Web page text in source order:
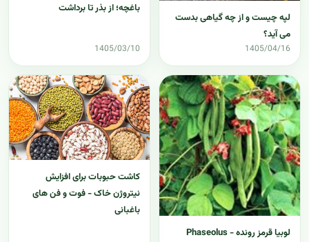
لپه چیست و از چه گیاهی بدست
می آید؟
1405/04/16
باغچه؛ از بذر تا برداشت
1405/03/10
لوبیا قرمز رونده - Phaseolus
کاشت حبوبات برای افزایش
نیتروژن خاک - فوت و فن های
باغبانی